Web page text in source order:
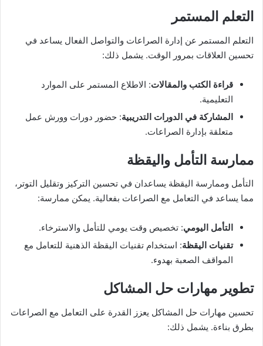
التعلم المستمر
التعلم المستمر عن إدارة الصراعات والتواصل الفعال يساعد في
تحسين العلاقات بمرور الوقت. يشمل ذلك:
قراءة الكتب والمقالات: الاطلاع المستمر على الموارد
التعليمية.
المشاركة في الدورات التدريبية: حضور دورات وورش عمل
متعلقة بإدارة الصراعات.
ممارسة التأمل واليقظة
التأمل وممارسة اليقظة يساعدان في تحسين التركيز وتقليل التوتر،
مما يساعد في التعامل مع الصراعات بفعالية. يمكن ممارسة:
التأمل اليومي: تخصيص وقت يومي للتأمل والاسترخاء.
تقنيات اليقظة: استخدام تقنيات اليقظة الذهنية للتعامل مع
المواقف الصعبة بهدوء.
تطوير مهارات حل المشاكل
تحسين مهارات حل المشاكل يعزز القدرة على التعامل مع الصراعات
بطرق بناءة. يشمل ذلك: